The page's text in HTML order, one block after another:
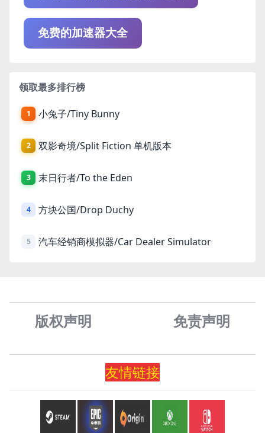
免费的加速器大全
领取最多排行榜
1 小兔子/Tiny Bunny
2 双影奇境/Split Fiction 单机版本
3 末日行者/To the Eden
4 方块公国/Drop Duchy
5 汽车经销商模拟器/Car Dealer Simulator
版权声明 免责声明
友情链接